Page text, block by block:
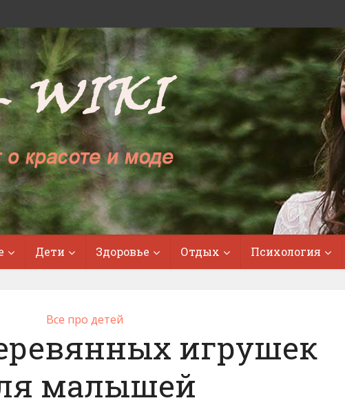
Дети Здоровье Отдых Психология
Все про детей
игрушек
малышей